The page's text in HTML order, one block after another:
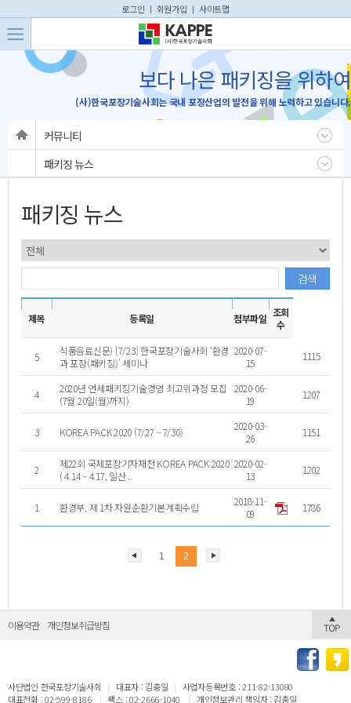
로그인 ㅣ 회원가입 ㅣ 사이트맵
보다 나은 패키징을 위하여
(사)한국포장기술사회는 국내 포장산업의 발전을 위해 노력하고 있습니다.
커뮤니티
패키징 뉴스
패키징 뉴스
검색
제목 등록일 첨부파일 조회
수
5
식품음료신문) [7/23] 한국포장기술사회 ‘환경
과 포장(패키징)’ 세미나
2020-07-
15
1115
4
2020년 연세패키징기술경영 최고위과정 모집
(7월 20일(월)까지)
2020-06-
19
1207
3 KOREA PACK 2020 (7/27 ~ 7/30)
2020-03-
26
1151
2
제22회 국제포장기자재전 KOREA PACK 2020
( 4.14 ~ 4.17, 일산 ..
2020-02-
13
1202
1 환경부, 제 1차 자원순환기본계획수립
2018-11-
09
1786
1 2
이용약관 개인정보취급방침
사단법인 한국포장기술사회 | 대표자 : 김충일 | 사업자등록번호 : 211-82-13080
대표전화 : 02-599-8186
| 팩스 : 02-2666-1040 | 개인정보관리 책임자 : 김충일